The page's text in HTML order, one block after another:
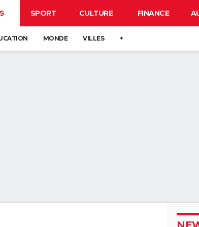
SPORT CULTURE FINANCE
MONDE VILLES +